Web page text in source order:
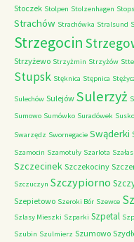
Stoczek Stolpen Stolzenhagen
Strachów Strachówka Stralsund
Strzegocin
Strzyżewo Strzyżmin Strzyżów
Stupsk Stęknica Stępnica
Sulechów Sulejów Sulerzyż
Sumowo Sumówko Suradówek
Swarzędz Swornegacie Swąderki
Szamocin Szamotuły Szarlota Szałas
Szczecinek Szczekociny
Szczuczyn Szczypiorno
Szepietowo Szeroki Bór Szewce
Szlasy Mieszki Szparki Szpetal
Szubin Szulmierz Szumowo